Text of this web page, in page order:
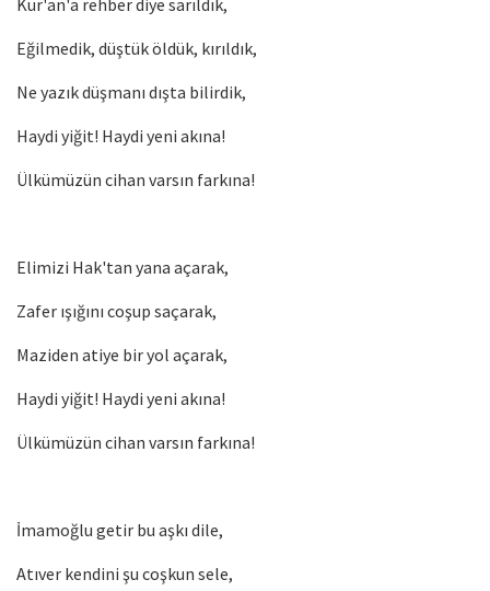
Kur'an'a rehber diye sarıldık,
Eğilmedik, düştük öldük, kırıldık,
Ne yazık düşmanı dışta bilirdik,
Haydi yiğit! Haydi yeni akına!
Ülkümüzün cihan varsın farkına!
Elimizi Hak'tan yana açarak,
Zafer ışığını coşup saçarak,
Maziden atiye bir yol açarak,
Haydi yiğit! Haydi yeni akına!
Ülkümüzün cihan varsın farkına!
İmamoğlu getir bu aşkı dile,
Atıver kendini şu coşkun sele,